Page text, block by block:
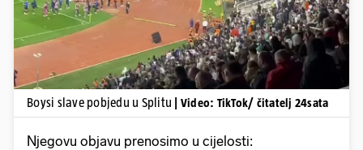
Boysi slave pobjedu u Splitu | Video: TikTok/ čitatelj 24sata
Njegovu objavu prenosimo u cijelosti: